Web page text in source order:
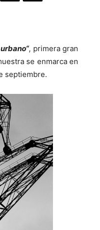
, primera gran
se enmarca en
septiembre.